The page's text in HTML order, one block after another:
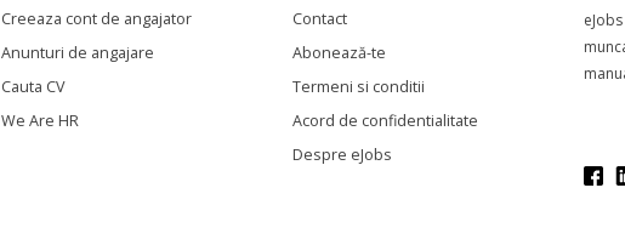
Creeaza cont de angajator
Anunturi de angajare
Cauta CV
We Are HR
Contact
Abonează-te
Termeni si conditii
Acord de confidentialitate
Despre eJobs